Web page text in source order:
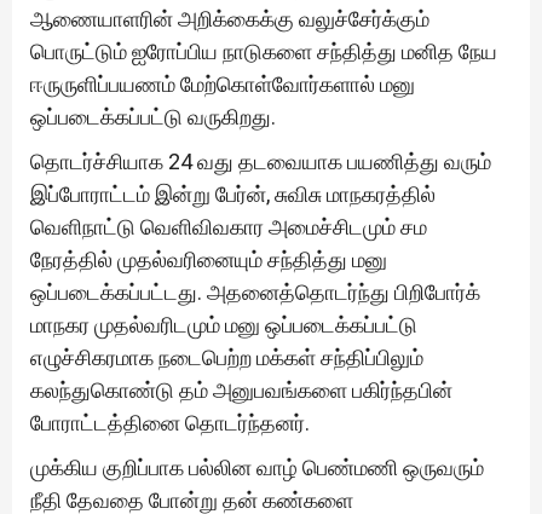
ஆணையாளரின் அறிக்கைக்கு வலுச்சேர்க்கும்
பொருட்டும் ஐரோப்பிய நாடுகளை சந்தித்து மனித நேய
ஈருருளிப்பயணம் மேற்கொள்வோர்களால் மனு
ஒப்படைக்கப்பட்டு வருகிறது.
தொடர்ச்சியாக 24 வது தடவையாக பயணித்து வரும்
இப்போராட்டம் இன்று பேர்ன், சுவிசு மாநகரத்தில்
வெளிநாட்டு வெளிவிவகார அமைச்சிடமும் சம
நேரத்தில் முதல்வரினையும் சந்தித்து மனு
ஒப்படைக்கப்பட்டது. அதனைத்தொடர்ந்து பிறிபோர்க்
மாநகர முதல்வரிடமும் மனு ஒப்படைக்கப்பட்டு
எழுச்சிகரமாக நடைபெற்ற மக்கள் சந்திப்பிலும்
கலந்துகொண்டு தம் அனுபவங்களை பகிர்ந்தபின்
போராட்டத்தினை தொடர்ந்தனர்.
முக்கிய குறிப்பாக பல்லின வாழ் பெண்மணி ஒருவரும்
நீதி தேவதை போன்று தன் கண்களை